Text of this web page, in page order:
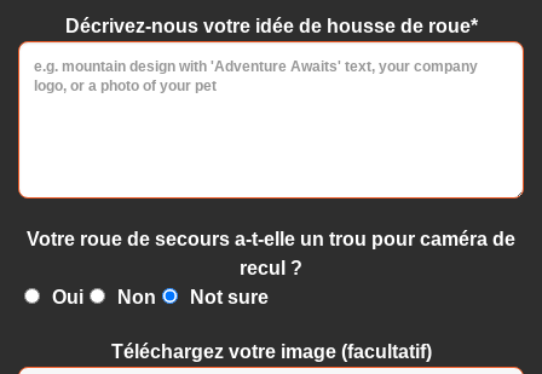
Décrivez-nous votre idée de housse de roue*
Votre roue de secours a-t-elle un trou pour caméra de
recul ?
Oui
Non Not sure
Téléchargez votre image (facultatif)